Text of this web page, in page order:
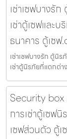
เช่าเซฟบางรั
เช่าตู้เซฟและ
ธนาคาร ตู้เซฟ
เช่าเซฟบางรัก ตู้นิร
เช่าตู้นิรภัยที่แตกต่า
Security box
การเช่าตู้เซฟ
เซฟส่วนตัว ตู้